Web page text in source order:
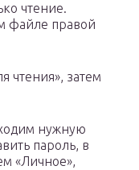
чтение.
файле правой
чтения», затем
нужную
пароль, в
«Личное»,